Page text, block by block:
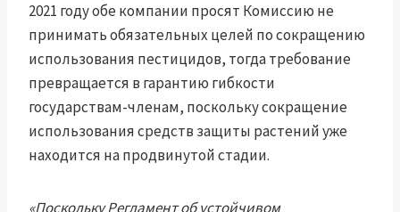
2021 году обе компании просят Комиссию не
принимать обязательных целей по сокращению
использования пестицидов, тогда требование
превращается в гарантию гибкости
государствам-членам, поскольку сокращение
использования средств защиты растений уже
находится на продвинутой стадии.
«Поскольку Регламент об устойчивом